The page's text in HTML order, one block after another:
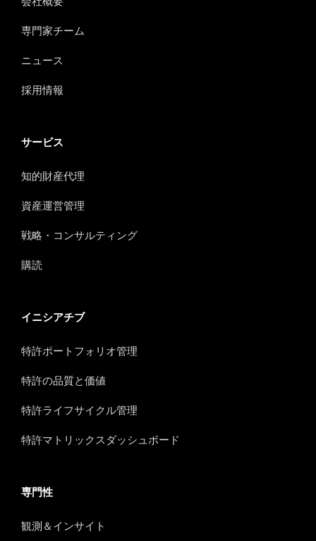
会社概要
専門家チーム
ニュース
採用情報
サービス
知的財産代理
資産運営管理
戦略・コンサルティング
購読
イニシアチブ
特許ポートフォリオ管理
特許の品質と価値
特許ライフサイクル管理
特許マトリックスダッシュボード
専門性
観測＆インサイト